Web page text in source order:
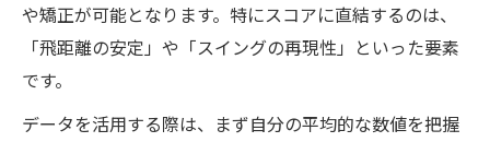
や矯正が可能となります。特にスコアに直結するのは、
「飛距離の安定」や「スイングの再現性」といった要素
です。
データを活用する際は、まず自分の平均的な数値を把握